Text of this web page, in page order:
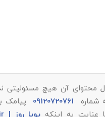
محتوای آن هیچ مسئولیتی
شماره
پویا روز | pooyarooz.ir